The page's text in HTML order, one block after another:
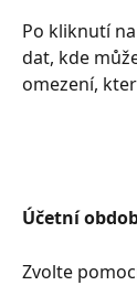
Po kliknutí na
dat, kde
omezení,
Účetní
Zvolte